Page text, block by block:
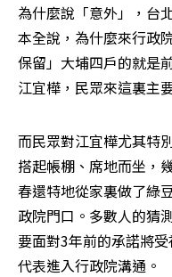
為什麼說「意外」，台
本全說，為什麼來行政
保留」大埔四戶的就是
江宜樺，民眾來這裏主
而民眾對江宜樺尤其特
搭起帳棚、席地而坐，
春還特地從家裏做了綠
政院門口。多數人的猜
要面對3年前的承諾將
代表進入行政院溝通。